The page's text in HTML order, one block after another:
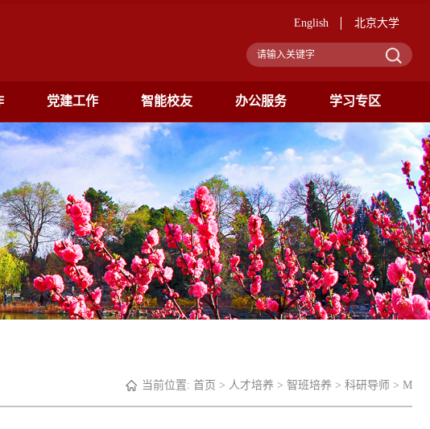
English 北京大学
党建工作 智能校友 办公服务 学习专区
当前位置: 首页 > 人才培养 > 智班培养 > 科研导师 > M